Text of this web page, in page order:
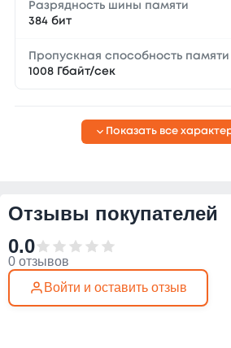
Разрядность шины памяти
384 бит
Пропускная способность памяти
1008 Гбайт/сек
Показать все
Отзывы покупателей
0.0
0 отзывов
Войти и оставить отзыв